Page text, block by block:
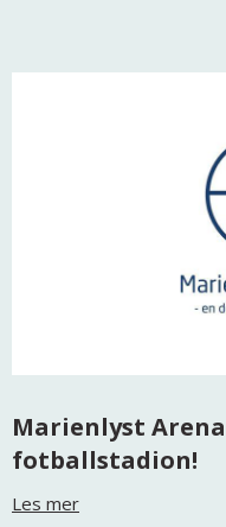
Marienlyst
fotballstadion!
Les mer